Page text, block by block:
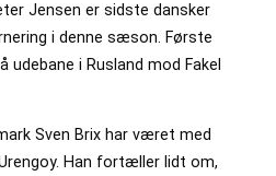
Jensen er sidste dansker
i denne sæson. Første
i Rusland mod Fakel
Sven Brix har været med
Han fortæller lidt om,